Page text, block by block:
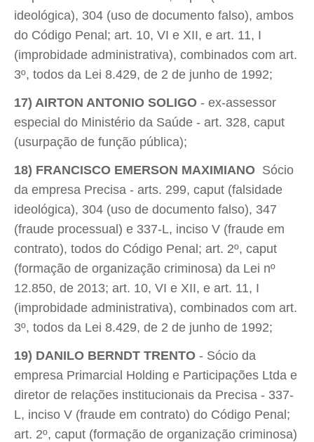
ideológica), 304 (uso de documento falso), ambos
do Código Penal; art. 10, VI e XII, e art. 11, I
(improbidade administrativa), combinados com art.
3º, todos da Lei 8.429, de 2 de junho de 1992;
17) AIRTON ANTONIO SOLIGO - ex-assessor
especial do Ministério da Saúde - art. 328, caput
(usurpação de função pública);
18) FRANCISCO EMERSON MAXIMIANO  Sócio
da empresa Precisa - arts. 299, caput (falsidade
ideológica), 304 (uso de documento falso), 347
(fraude processual) e 337-L, inciso V (fraude em
contrato), todos do Código Penal; art. 2º, caput
(formação de organização criminosa) da Lei nº
12.850, de 2013; art. 10, VI e XII, e art. 11, I
(improbidade administrativa), combinados com art.
3º, todos da Lei 8.429, de 2 de junho de 1992;
19) DANILO BERNDT TRENTO - Sócio da
empresa Primarcial Holding e Participações Ltda e
diretor de relações institucionais da Precisa - 337-
L, inciso V (fraude em contrato) do Código Penal;
art. 2º, caput (formação de organização criminosa)